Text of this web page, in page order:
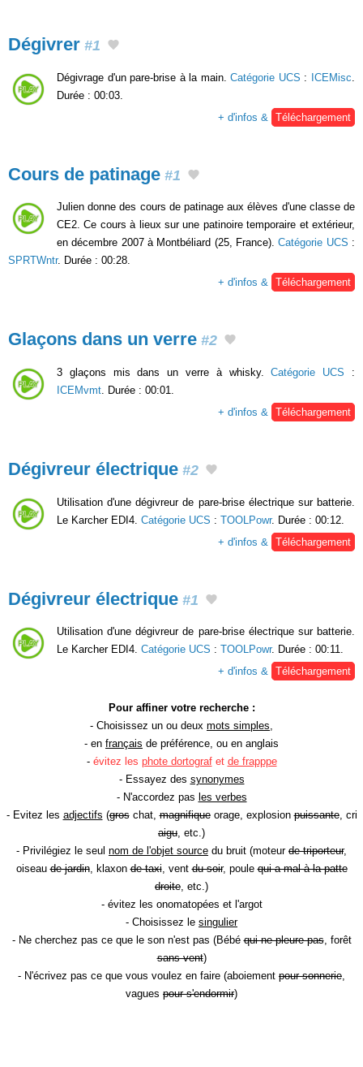
Dégivrer #1
Dégivrage d'un pare-brise à la main.Catégorie UCS : ICEMisc
Durée : 00:03.
+ d'infos &
Téléchargement
Cours de patinage #1
Julien donne des cours de patinage aux élèves d'une classe de
CE2. Ce cours à lieux sur une patinoire temporaire et extérieur,
en décembre 2007 à Montbéliard (25, France).Catégorie UCS :
SPRTWntr. Durée : 00:28.
+ d'infos & Téléchargement
Glaçons dans un verre #2
3 glaçons mis dans un verre à whisky.Catégorie UCS :
ICEMvmt. Durée : 00:01.
+ d'infos & Téléchargement
Dégivreur électrique #2
Utilisation d'une dégivreur de pare-brise électrique sur batterie.
Le Karcher EDI4. Catégorie UCS : TOOLPowr. Durée : 00:12.
+ d'infos &
Téléchargement
Dégivreur électrique #1
Utilisation d'une dégivreur de pare-brise électrique sur batterie.
Le Karcher EDI4. Catégorie UCS : TOOLPowr. Durée : 00:11.
+ d'infos & Téléchargement
Pour affiner votre recherche :
- Choisissez un ou deux mots simples,
- en français de préférence, ou en anglais
- évitez les phote dortografet de frapppe
- Essayez des synonymes
- N'accordez pas les verbes
- Evitez les adjectifs (groschat,magnifiqueorage, explosionpuissante, cri
aigu, etc.)
- Privilégiez le seul nom de l'objet source du bruit (moteur de triporteur,
oiseaude jardin, klaxonde taxi, ventdu soir, poulequi a mal à la patte
droite, etc.)
- évitez les onomatopées et l'argot
- Choisissez le singulier
- Ne cherchez pas ce que le son n'est pas (Bébéqui ne pleure pas, forêt
sans vent)
- N'écrivez pas ce que vous voulez en faire (aboiement pour sonnerie,
vagues pour s'endormir)